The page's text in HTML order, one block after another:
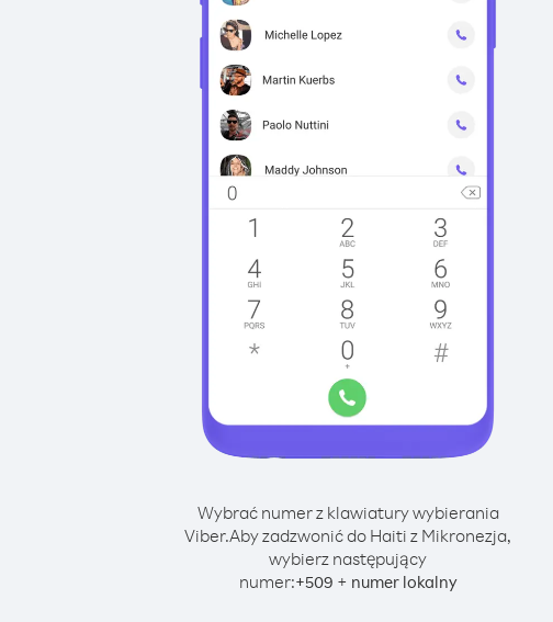
Wybrać numer z klawiatury wybierania
Viber.Aby zadzwonić do Haiti z Mikronezja,
wybierz następujący
numer:+509 + numer lokalny